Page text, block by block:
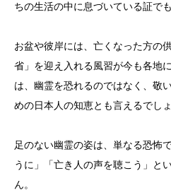
ちの生活の中に息づいている証で
お盆や彼岸には、亡くなった方の
省」を迎え入れる風習が今も各地
は、幽霊を恐れるのではなく、敬
めの日本人の知恵とも言えるでしょ
足のない幽霊の姿は、単なる恐怖
うに」「亡き人の声を聴こう」と
ん。